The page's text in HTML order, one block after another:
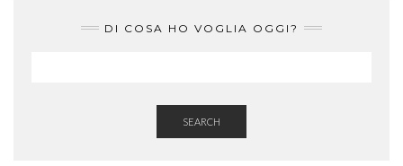
DI COSA HO VOGLIA OGGI?
SEARCH